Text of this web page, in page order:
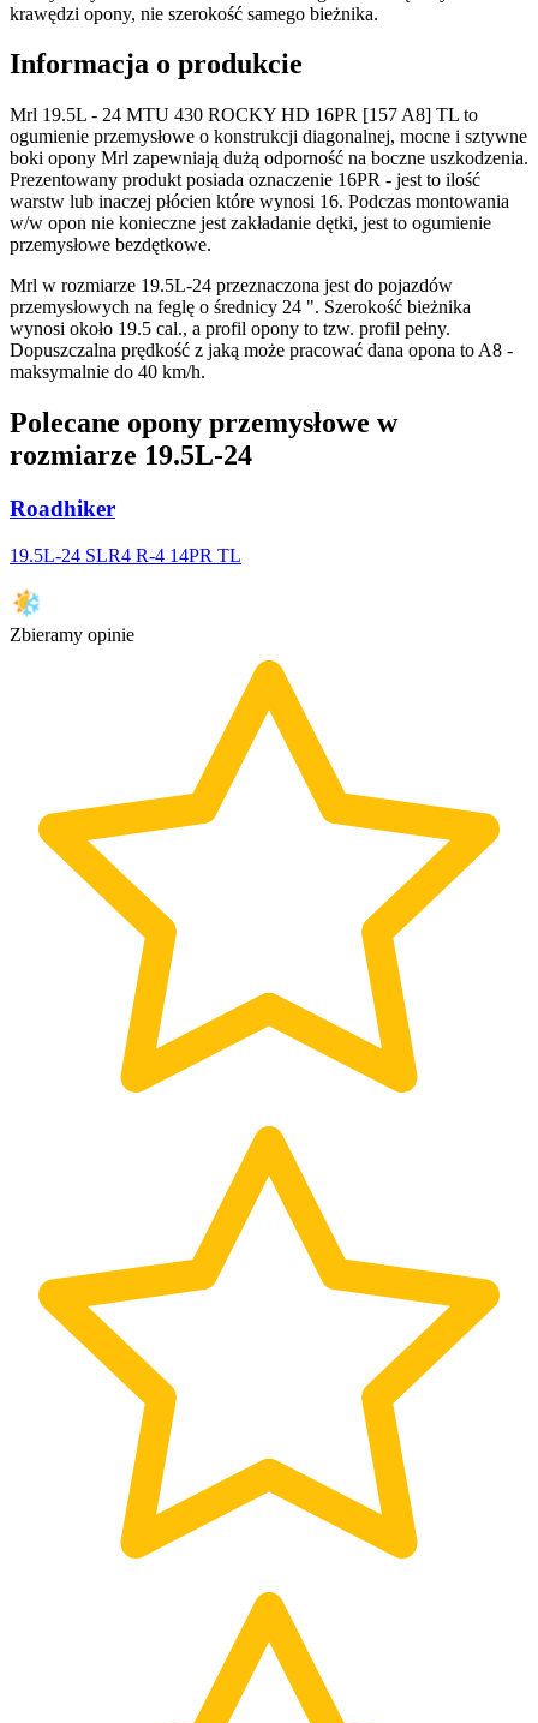
krawędzi opony, nie szerokość samego bieżnika.
Informacja o produkcie
Mrl 19.5L - 24 MTU 430 ROCKY HD 16PR [157 A8] TL to
ogumienie przemysłowe o konstrukcji diagonalnej, mocne i sztywne
boki opony Mrl zapewniają dużą odporność na boczne uszkodzenia.
Prezentowany produkt posiada oznaczenie 16PR - jest to ilość
warstw lub inaczej płócien które wynosi 16. Podczas montowania
w/w opon nie konieczne jest zakładanie dętki, jest to ogumienie
przemysłowe bezdętkowe.
Mrl w rozmiarze 19.5L-24 przeznaczona jest do pojazdów
przemysłowych na feglę o średnicy 24 ". Szerokość bieżnika
wynosi około 19.5 cal., a profil opony to tzw. profil pełny.
Dopuszczalna prędkość z jaką może pracować dana opona to A8 -
maksymalnie do 40 km/h.
Polecane opony przemysłowe w
rozmiarze 19.5L-24
Roadhiker
19.5L-24 SLR4 R-4 14PR TL
Zbieramy opinie